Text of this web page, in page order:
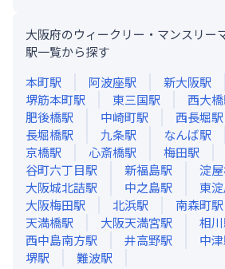
大阪府のウィークリー・マンスリー
駅一覧から探す
本町駅 阿波座駅 新大阪駅
堺筋本町駅 東三国駅 西大橋
肥後橋駅 中崎町駅 西長堀駅
長堀橋駅 九条駅 なんば駅
京橋駅 心斎橋駅 梅田駅
谷町六丁目駅 新福島駅 淀
大阪城北詰駅 中之島駅 東
大阪梅田駅 北浜駅 南森町駅
天満橋駅 大阪天満宮駅 相川
西中島南方駅 井高野駅 中津
堺駅 難波駅